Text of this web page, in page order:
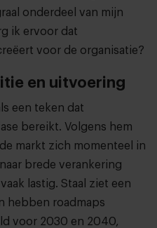
onderdeel van mijn
ik ervoor dat
voor de organisatie?
en uitvoering
een teken dat
bereikt. Volgens hem
markt zich momenteel in
brede verankering
lastig. Staal ziet een
hebben roadmaps
voor 2030 en 2040,